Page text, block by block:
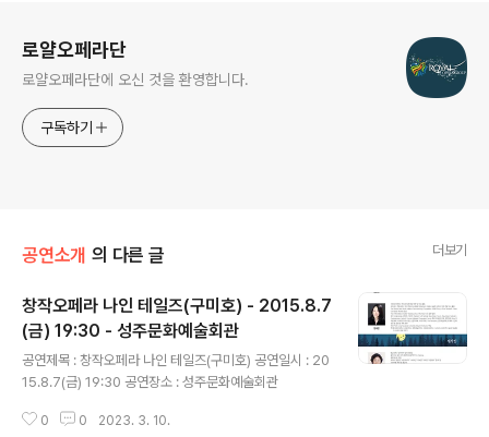
로얄오페라단
로얄오페라단에 오신 것을 환영합니다.
구독하기
공연소개 의 다른 글 더보기
창작오페라 나인 테일즈(구미호) - 2015.8.7
(금) 19:30 - 성주문화예술회관
공연제목 : 창작오페라 나인 테일즈(구미호) 공연일시 : 20
15.8.7(금) 19:30 공연장소 : 성주문화예술회관
0 0 2023. 3. 10.